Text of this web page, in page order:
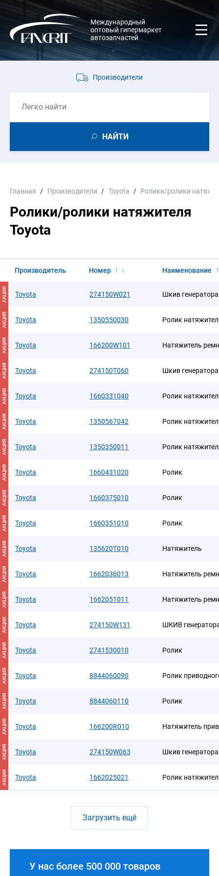
Международный
оптовый гипермаркет
автозапчастей
Производители
НАЙТИ
Главная Производители Toyota Ролики/ролики
Ролики/ролики натяжителя
Toyota
Производитель Номер Наименование
АКЦИЯ Toyota 274150W021 Шкив генератора
АКЦИЯ Toyota 1350550030 Ролик
АКЦИЯ Toyota 166200W101 Натяжитель
АКЦИЯ Toyota 274150T060 Шкив генератора
АКЦИЯ Toyota 1660331040 Ролик
АКЦИЯ Toyota 1350567042 Ролик
АКЦИЯ Toyota 1350350011 Ролик
АКЦИЯ Toyota 1660431020 Ролик
АКЦИЯ Toyota 1660375010 Ролик
АКЦИЯ Toyota 1660351010 Ролик
АКЦИЯ Toyota 135620T010 Натяжитель
АКЦИЯ Toyota 1662036013 Натяжитель
АКЦИЯ Toyota 1662051011 Натяжитель
АКЦИЯ Toyota 274150W131 ШКИВ
АКЦИЯ Toyota 2741530010 Ролик
АКЦИЯ Toyota 8844060090 Ролик
АКЦИЯ Toyota 8844060110 Ролик
АКЦИЯ Toyota 166200R010 Натяжитель
АКЦИЯ Toyota 274150W063 Шкив генератора
АКЦИЯ Toyota 1662025021 Ролик
Загрузить ещё
У нас более 500 000 товаров